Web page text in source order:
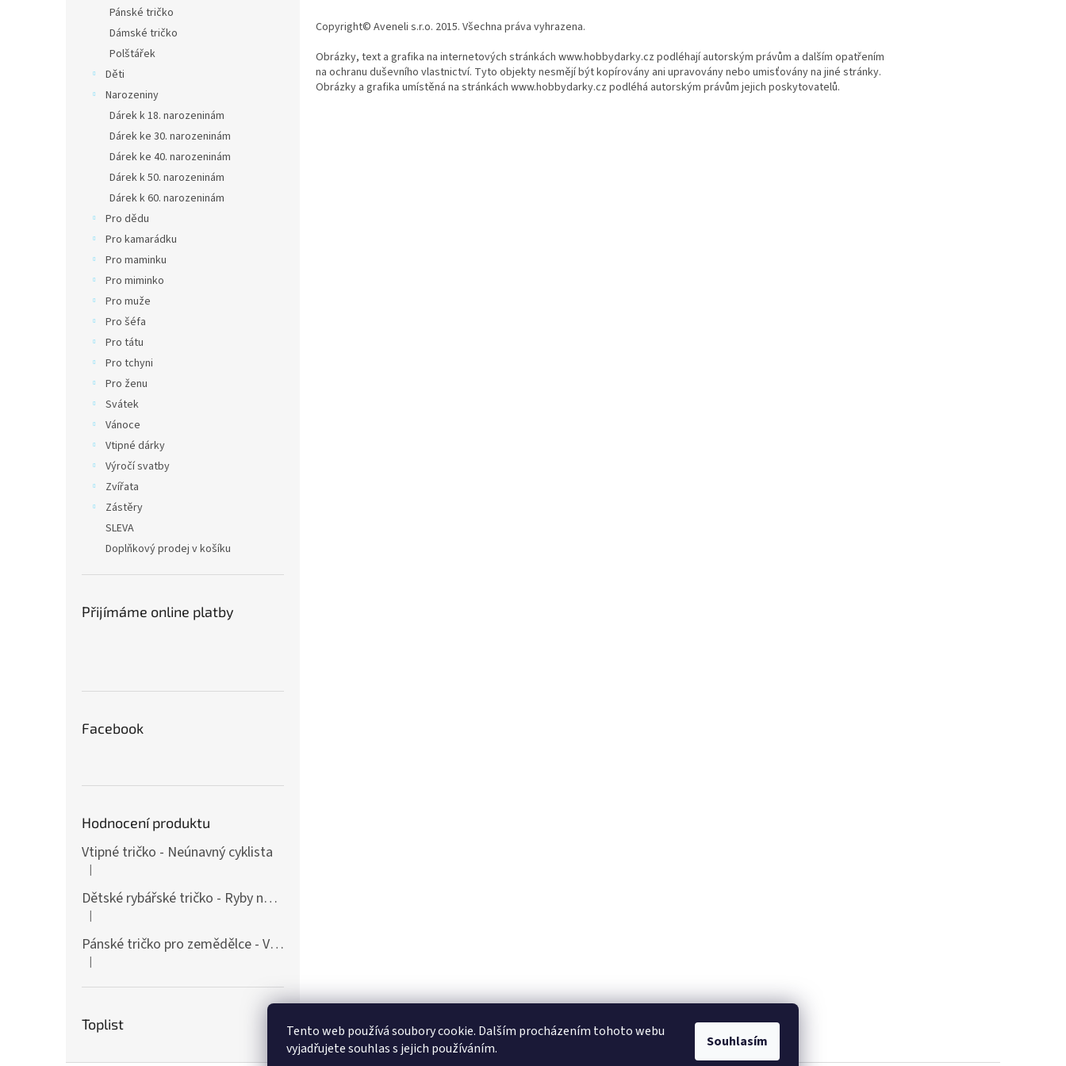
Tento web používá soubory cookie. Dalším procházením tohoto webu
vyjadřujete souhlas s jejich používáním.
Souhlasím
Pánské tričko
Dámské tričko
Polštářek
Děti
Narozeniny
Dárek k 18. narozeninám
Dárek ke 30. narozeninám
Dárek ke 40. narozeninám
Dárek k 50. narozeninám
Dárek k 60. narozeninám
Pro dědu
Pro kamarádku
Pro maminku
Pro miminko
Pro muže
Pro šéfa
Pro tátu
Pro tchyni
Pro ženu
Svátek
Vánoce
Vtipné dárky
Výročí svatby
Zvířata
Zástěry
SLEVA
Doplňkový prodej v košíku
Přijímáme online platby
Facebook
Hodnocení produktu
Vtipné tričko - Neúnavný cyklista
Hodnocení produktu je 4 z 5 hvězdiček.
|
Dětské rybářské tričko - Ryby našich vod
Hodnocení produktu je 4 z 5 hvězdiček.
|
Pánské tričko pro zemědělce - Vášnivý farmář
Hodnocení produktu je 4 z 5 hvězdiček.
|
Toplist
Copyright© Aveneli s.r.o. 2015. Všechna práva vyhrazena.
Obrázky, text a grafika na internetových stránkách www.hobbydarky.cz podléhají autorským právům a dalším opatřením
na ochranu duševního vlastnictví. Tyto objekty nesmějí být kopírovány ani upravovány nebo umisťovány na jiné stránky.
Obrázky a grafika umístěná na stránkách www.hobbydarky.cz podléhá autorským právům jejich poskytovatelů.